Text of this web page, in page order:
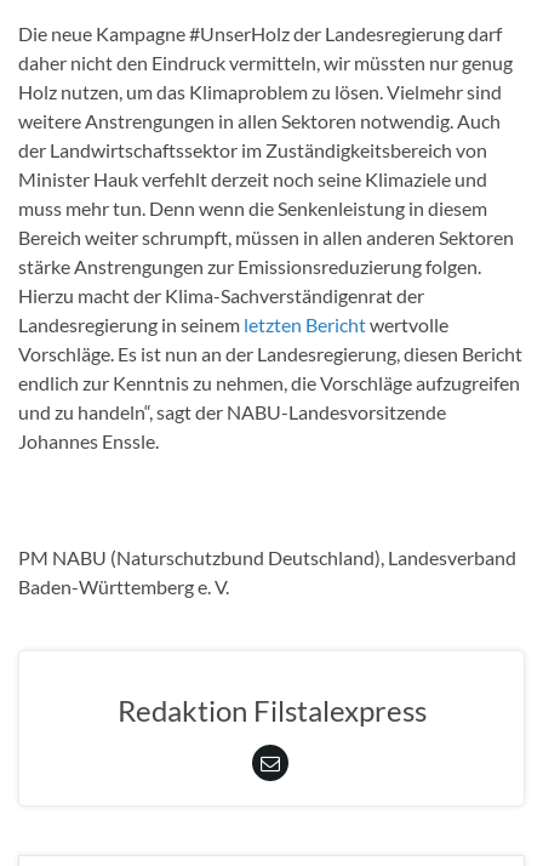
Die neue Kampagne #UnserHolz der Landesregierung darf
daher nicht den Eindruck vermitteln, wir müssten nur genug
Holz nutzen, um das Klimaproblem zu lösen. Vielmehr sind
weitere Anstrengungen in allen Sektoren notwendig. Auch
der Landwirtschaftssektor im Zuständigkeitsbereich von
Minister Hauk verfehlt derzeit noch seine Klimaziele und
muss mehr tun. Denn wenn die Senkenleistung in diesem
Bereich weiter schrumpft, müssen in allen anderen Sektoren
stärke Anstrengungen zur Emissionsreduzierung folgen.
Hierzu macht der Klima-Sachverständigenrat der
Landesregierung in seinem letzten Berichtwertvolle
Vorschläge. Es ist nun an der Landesregierung, diesen Bericht
endlich zur Kenntnis zu nehmen, die Vorschläge aufzugreifen
und zu handeln“, sagt der NABU-Landesvorsitzende
Johannes Enssle.
PM NABU (Naturschutzbund Deutschland), Landesverband
Baden-Württemberg e. V.
Redaktion Filstalexpress